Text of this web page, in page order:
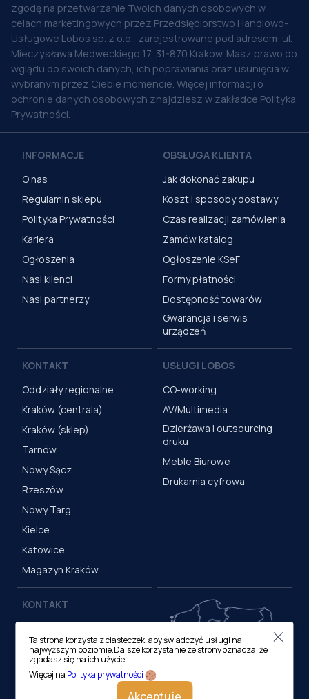
zgodę na przetwarzanie Twoich danych osobowych w
celach marketingowych przez Przedsiębiorstwo Handlowo-
Usługowe Lobos sp. z o.o., zarejestrowane pod adresem: ul.
Mieczysława Medweckiego 17, 31-870 Kraków. Masz prawo do
wglądu do swoich danych, ich poprawiania oraz usunięcia w
wybranym przez Ciebie momencie. Więcej informacji o
ochronie danych osobowych znajdziesz w zakładce Polityka
Prywatności.
INFORMACJE
O nas
Regulamin sklepu
Polityka Prywatności
Kariera
Ogłoszenia
Nasi klienci
Nasi partnerzy
OBSŁUGA KLIENTA
Jak dokonać zakupu
Koszt i sposoby dostawy
Czas realizacji zamówienia
Zamów katalog
Ogłoszenie KSeF
Formy płatności
Dostępność towarów
Gwarancja i serwis
urządzeń
KONTAKT
Oddziały regionalne
Kraków (centrala)
Kraków (sklep)
Tarnów
Nowy Sącz
Rzeszów
Nowy Targ
Kielce
Katowice
Magazyn Kraków
USŁUGI LOBOS
CO-working
AV/Multimedia
Dzierżawa i outsourcing
druku
Meble Biurowe
Drukarnia cyfrowa
KONTAKT
ul. M. Medweckiego 17, 31-
870 Kraków
tel.:12 413 20 00
biuro@lobos.pl
Ta strona korzysta z ciasteczek, aby świadczyć usługi na
najwyższym poziomie.Dalsze korzystanie ze strony oznacza, że
zgadasz się na ich użycie.
Więcej na Polityka prywatności